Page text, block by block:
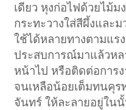
เดียว หุงก่อไฟด้วยไม้
กระทะวางใส่สีผึ้งและ
ใช้ได้หลายทางตามแร
ประสบการณ์มาแล้วหล
หน้าไป หรือติดต่อการ
จนเหลือน้อยเต็มทนคุร
จันทร์ ให้ละลายอยู่ใน